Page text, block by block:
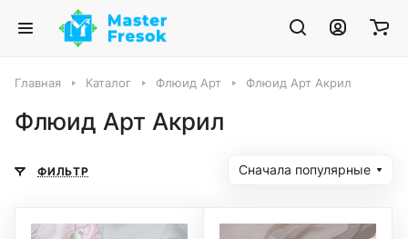
Главная Каталог Флюид Арт Флюид Арт Акрил
Флюид Арт Акрил
ФИЛЬТР Сначала популярные